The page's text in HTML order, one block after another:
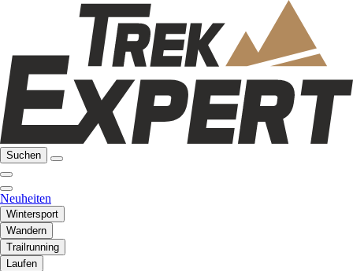
Suchen
Neuheiten
Wintersport
Wandern
Trailrunning
Laufen